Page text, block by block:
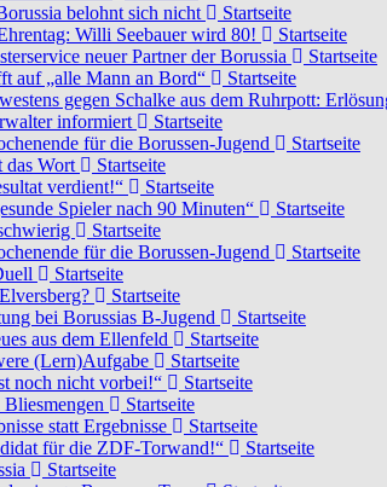
belohnt sich nicht
Startseite
Willi Seebauer wird 80!
Startseite
neuer Partner der Borussia
Startseite
auf „alle Mann an Bord“
Startseite
gegen Schalke aus dem Ruhrpott:
informiert
Startseite
für die Borussen-Jugend
Startseite
das Wort
Startseite
verdient!“
Startseite
Spieler nach 90 Minuten“
Startseite
Startseite
für die Borussen-Jugend
Startseite
Startseite
Startseite
bei Borussias B-Jugend
Startseite
aus dem Ellenfeld
Startseite
(Lern)Aufgabe
Startseite
noch nicht vorbei!“
Startseite
Startseite
statt Ergebnisse
Startseite
für die ZDF-Torwand!“
Startseite
Startseite